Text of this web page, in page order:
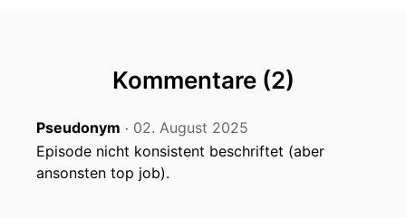
Kommentare (2)
Pseudonym ‧ 02. August 2025
Episode nicht konsistent beschriftet (aber
ansonsten top job).